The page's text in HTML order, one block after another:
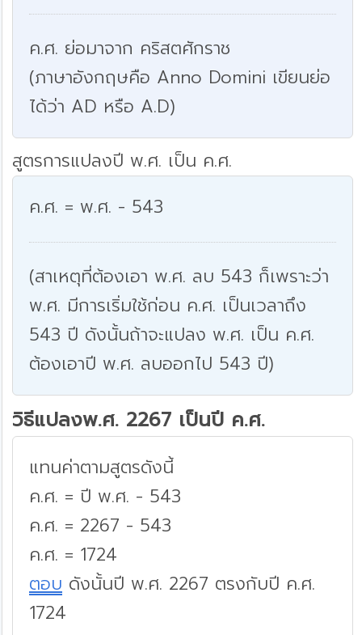
ค.ศ. ย่อมาจาก คริสตศักราช
(ภาษาอังกฤษคือ Anno Domini เขียนย่อ
ได้ว่า AD หรือ A.D)
สูตรการแปลงปี พ.ศ. เป็น ค.ศ.
ค.ศ. = พ.ศ. - 543
(สาเหตุที่ต้องเอา พ.ศ. ลบ 543 ก็เพราะว่า
พ.ศ. มีการเริ่มใช้ก่อน ค.ศ. เป็นเวลาถึง
543 ปี ดังนั้นถ้าจะแปลง พ.ศ. เป็น ค.ศ.
ต้องเอาปี พ.ศ. ลบออกไป 543 ปี)
วิธีแปลงพ.ศ. 2267 เป็นปี ค.ศ.
แทนค่าตามสูตรดังนี้
ค.ศ. = ปี พ.ศ. - 543
ค.ศ. = 2267 - 543
ค.ศ. = 1724
ตอบ ดังนั้นปี พ.ศ. 2267 ตรงกับปี ค.ศ.
1724